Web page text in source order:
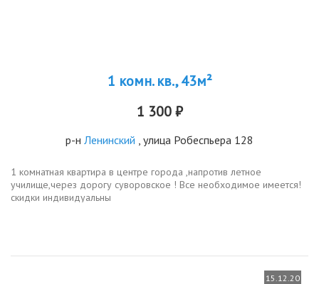
1 комн. кв., 43м²
1 300 ₽
р-н Ленинский , улица Робеспьера 128
1 комнатная квартира в центре города ,напротив летное
училище,через дорогу суворовское ! Все необходимое имеется!
скидки индивидуальны
15.12.20